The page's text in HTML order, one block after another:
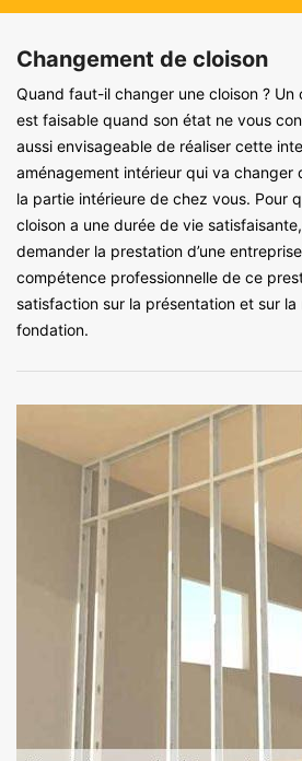
Changement de cloison
Quand faut-il changer une cloison ?
est faisable quand son état ne vous
aussi envisageable de réaliser cette
aménagement intérieur qui va changer
la partie intérieure de chez vous. Pour
cloison a une durée de vie
demander la prestation d’une
compétence professionnelle de ce
satisfaction sur la présentation et sur
fondation.